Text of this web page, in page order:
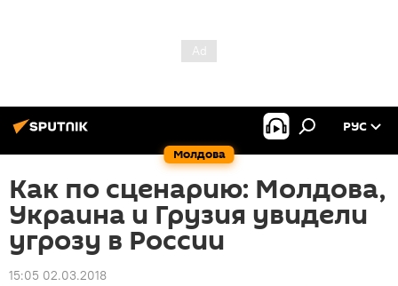
Молдова
РУС
Как по сценарию: Молдова,
Украина и Грузия увидели
угрозу в России
15:05 02.03.2018